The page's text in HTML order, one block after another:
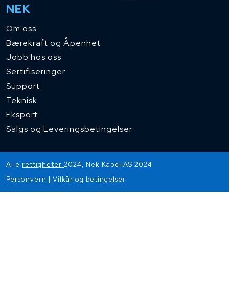
NEK
Om oss
Bærekraft og Åpenhet
Jobb hos oss
Sertifiseringer
Support
Teknisk
Eksport
Salgs og Leveringsbetingelser
Alle rettigheter 2024, Nek Kabel AS 2024
Personvern | Vilkår og betingelser